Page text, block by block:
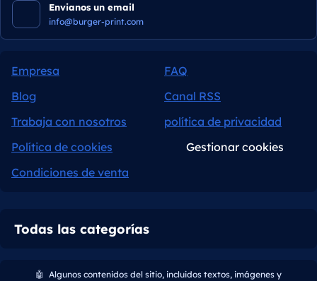
Envianos un email
info@burger-print.com
Empresa
FAQ
Blog
Canal RSS
Trabaja con nosotros
política de privacidad
Política de cookies
Gestionar cookies
Condiciones de venta
Todas las categorías
🤖 Algunos contenidos del sitio, incluidos textos, imágenes y